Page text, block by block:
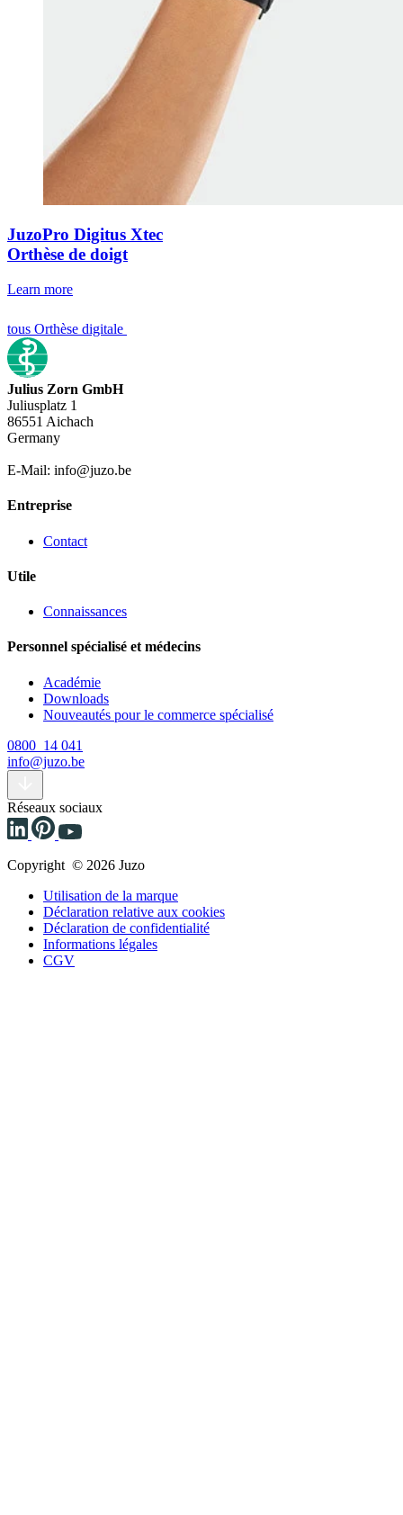
JuzoPro Digitus Xtec
Orthèse de doigt
Learn more
tous Orthèse digitale
Julius Zorn GmbH
Juliusplatz 1
86551 Aichach
Germany
E-Mail: info@juzo.be
Entreprise
Contact
Utile
Connaissances
Personnel spécialisé et médecins
Académie
Downloads
Nouveautés pour le commerce spécialisé
0800 14 041
info@juzo.be
Réseaux sociaux
Copyright © 2026 Juzo
Utilisation de la marque
Déclaration relative aux cookies
Déclaration de confidentialité
Informations légales
CGV